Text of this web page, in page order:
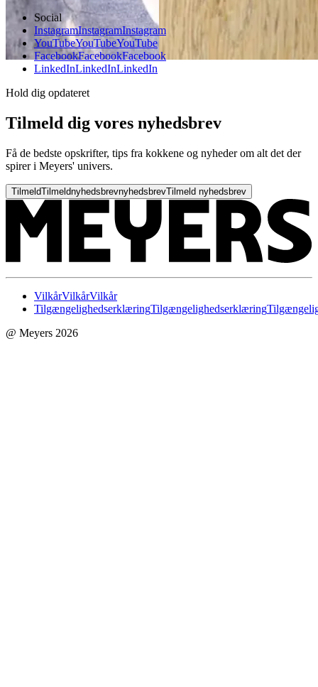
Social
InstagramInstagramInstagram
YouTubeYouTubeYouTube
FacebookFacebookFacebook
LinkedInLinkedInLinkedIn
Hold dig opdateret
Tilmeld dig vores nyhedsbrev
Få de bedste opskrifter, tips fra kokkene og nyheder om alt det der
spirer i Meyers' univers.
TilmeldTilmeldnyhedsbrevnyhedsbrevTilmeld nyhedsbrev
VilkårVilkårVilkår
TilgængelighedserklæringTilgængelighedserklæring
@ Meyers 2026